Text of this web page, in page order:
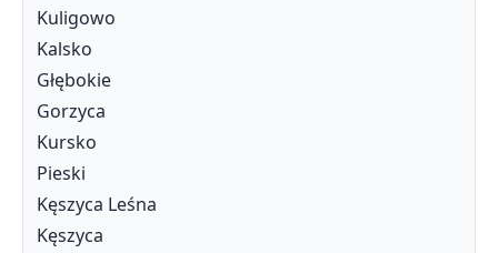
Kuligowo
Kalsko
Głębokie
Gorzyca
Kursko
Pieski
Kęszyca Leśna
Kęszyca